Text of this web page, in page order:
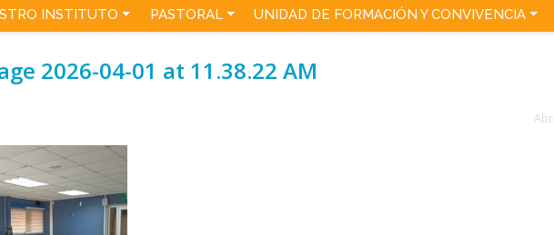
INSTITUTO PASTORAL UNIDAD DE FORMACIÓN Y CONVIVENCIA
2026-04-01 at 11.38.22 AM